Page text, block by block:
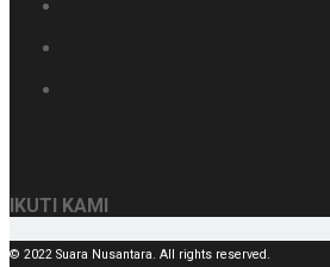
IKUTI KAMI
© 2022 Suara Nusantara. All rights reserved.